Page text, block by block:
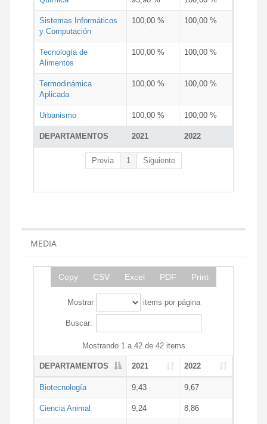
DEPARTAMENTOS 2021 2022
Sistemas Informáticos
y Computación
100,00 % 100,00 %
Tecnología de
Alimentos
100,00 % 100,00 %
Termodinámica
Aplicada
100,00 % 100,00 %
Urbanismo 100,00 % 100,00 %
Previa 1 Siguiente
MEDIA
Copy CSV Excel PDF Print
Mostrar items por página
Buscar:
Mostrando 1 a 42 de 42 items
DEPARTAMENTOS 2021 2022
Biotecnología 9,43 9,67
Ciencia Animal 9,24 8,86